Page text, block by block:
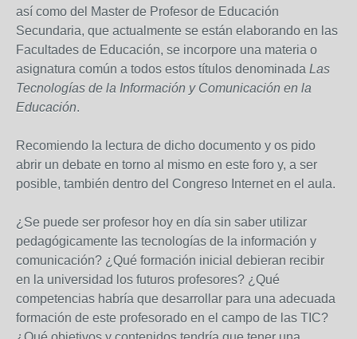
así como del Master de Profesor de Educación
Secundaria, que actualmente se están elaborando en las
Facultades de Educación, se incorpore una materia o
asignatura común a todos estos títulos denominada Las
Tecnologías de la Información y Comunicación en la
Educación.
Recomiendo la lectura de dicho documento y os pido
abrir un debate en torno al mismo en este foro y, a ser
posible, también dentro del Congreso Internet en el aula.
¿Se puede ser profesor hoy en día sin saber utilizar
pedagógicamente las tecnologías de la información y
comunicación? ¿Qué formación inicial debieran recibir
en la universidad los futuros profesores? ¿Qué
competencias habría que desarrollar para una adecuada
formación de este profesorado en el campo de las TIC?